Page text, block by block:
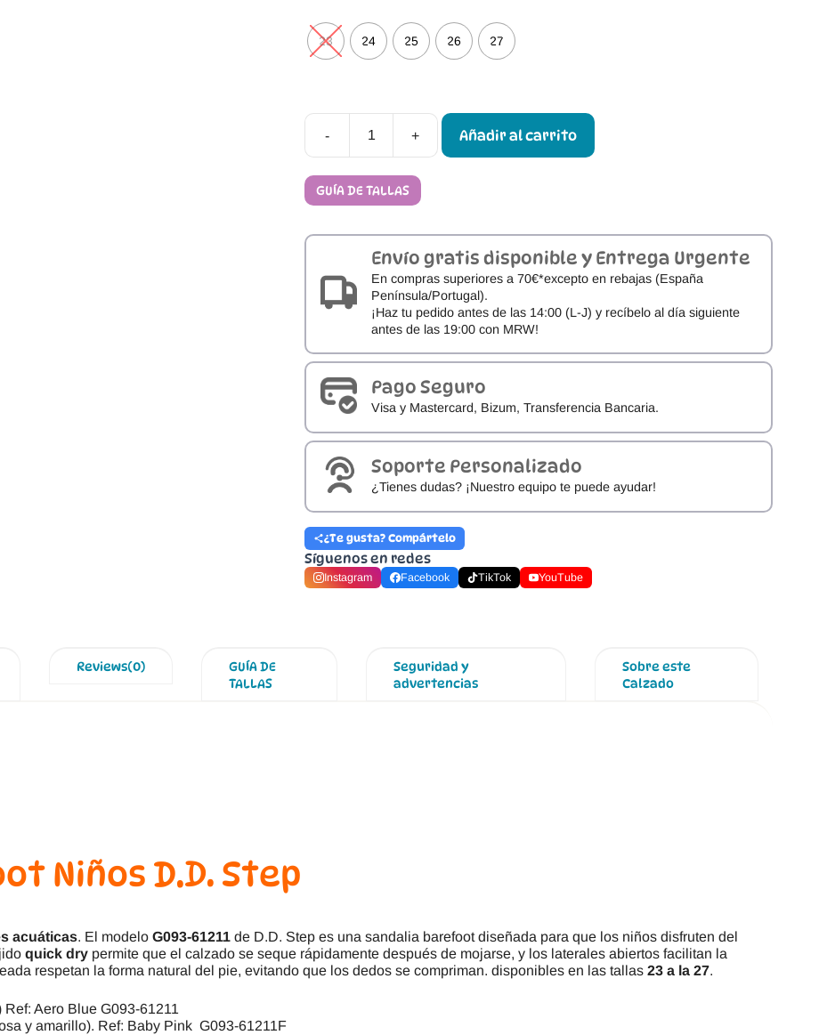
23 24 25 26 27
-
Sandalias
barefoot
de
secado
rápido
Step
61211
cantidad
+ Añadir al carrito
GUÍA DE TALLAS
Envío gratis disponible y Entrega Urgente
En compras superiores a 70€*excepto en rebajas (España
Península/Portugal).
¡Haz tu pedido antes de las 14:00 (L-J) y recíbelo al día siguiente
antes de las 19:00 con MRW!
Pago Seguro
Visa y Mastercard, Bizum, Transferencia Bancaria.
Soporte Personalizado
¿Tienes dudas? ¡Nuestro equipo te puede ayudar!
¿Te gusta? Compártelo
Síguenos en redes
Instagram Facebook TikTok YouTube
Reviews(0)
GUÍA DE
TALLAS
Seguridad y
advertencias
Sobre este
Calzado
Niños D.D. Step
acuáticas. El modelo G093-61211 de D.D. Step es una sandalia barefoot diseñada para que los niños disfruten del
quick dry permite que el calzado se seque rápidamente después de mojarse, y los laterales abiertos facilitan la
respetan la forma natural del pie, evitando que los dedos se compriman. disponibles en las tallas 23 a la 27.
Aero Blue G093-61211
y amarillo). Ref: Baby Pink G093-61211F